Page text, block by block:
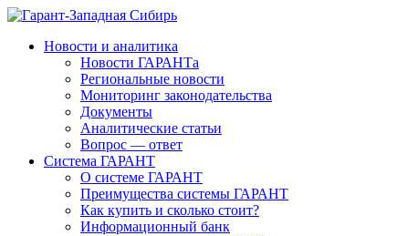
Новости и аналитика
Новости ГАРАНТа
Региональные новости
Мониторинг законодательства
Документы
Аналитические статьи
Вопрос — ответ
Система ГАРАНТ
О системе ГАРАНТ
Преимущества системы ГАРАНТ
Как купить и сколько стоит?
Информационный банк